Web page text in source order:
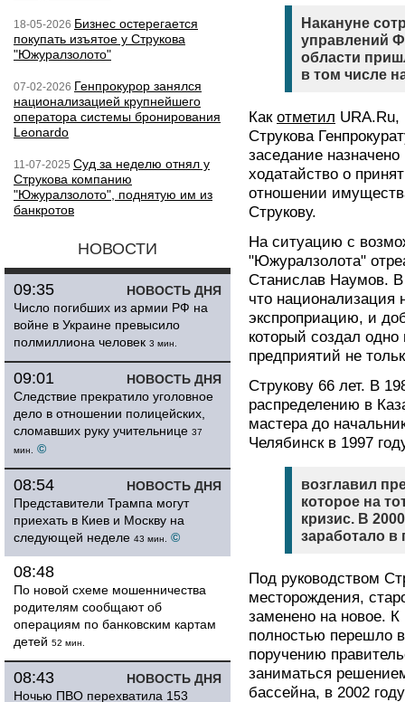
18-05-2026 Бизнес остерегается
покупать изъятое у Струкова
"Южуралзолото"
07-02-2026 Генпрокурор занялся
национализацией крупнейшего
оператора системы бронирования
Leonardo
11-07-2025 Суд за неделю отнял у
Струкова компанию
"Южуралзолото", поднятую им из
банкротов
НОВОСТИ
НОВОСТЬ ДНЯ
09:35
Число погибших из армии РФ на
войне в Украине превысило
полмиллиона человек 3 мин.
НОВОСТЬ ДНЯ
09:01
Следствие прекратило уголовное
дело в отношении полицейских,
сломавших руку учительнице 37
мин.
©
НОВОСТЬ ДНЯ
08:54
Представители Трампа могут
приехать в Киев и Москву на
следующей неделе 43 мин. ©
08:48
По новой схеме мошенничества
родителям сообщают об
операциям по банковским картам
детей 52 мин.
НОВОСТЬ ДНЯ
08:43
Ночью ПВО перехватила 153
Накануне
управлений
области
в том числе
Как отметил URA.Ru,
Струкова
заседание
ходатайство о
отношении
Струкову.
На ситуацию с
"Южуралзолота"
Станислав Наумов. В
что национализация
экспроприацию, и
который создал
предприятий не
Струкову 66 лет. В
распределению в
мастера до
Челябинск в 1997
возглавил
которое на
кризис. В
заработало
Под руководством
месторождения,
заменено на новое. К
полностью перешло
поручению
заниматься
бассейна, в 2002